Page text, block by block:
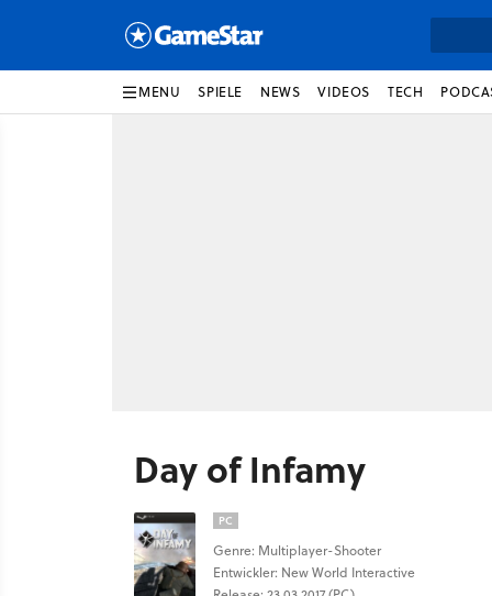
MENU SPIELE NEWS VIDEOS TECH
Day of Infamy
PC
Genre: Multiplayer-Shooter
Entwickler: New World Interactive